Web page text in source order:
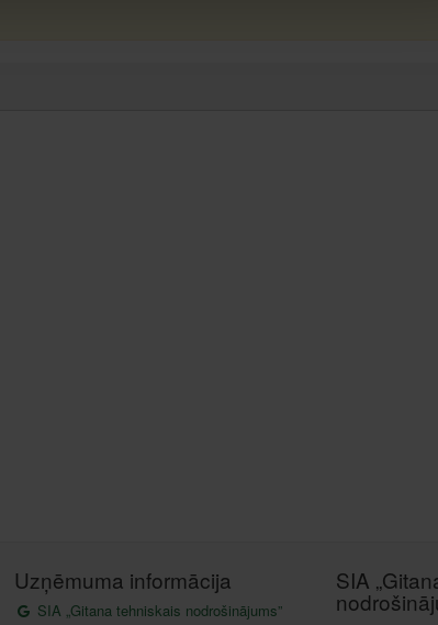
Uzņēmuma informācija
SIA „Gitana tehniskais nodrošinājums”
SIA